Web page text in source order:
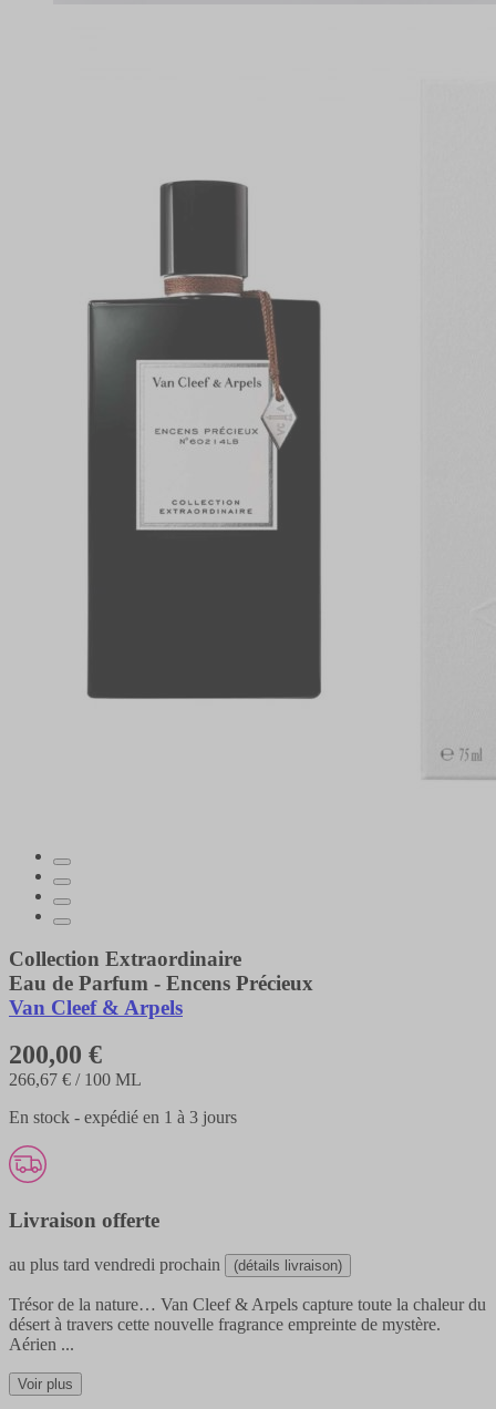
Collection Extraordinaire
Eau de Parfum - Encens Précieux
Van Cleef & Arpels
200,00 €
266,67 € / 100 ML
En stock - expédié en 1 à 3 jours
Livraison offerte
au plus tard vendredi prochain (détails livraison)
Trésor de la nature… Van Cleef & Arpels capture toute la chaleur du
désert à travers cette nouvelle fragrance empreinte de mystère.
Aérien ...
Voir plus